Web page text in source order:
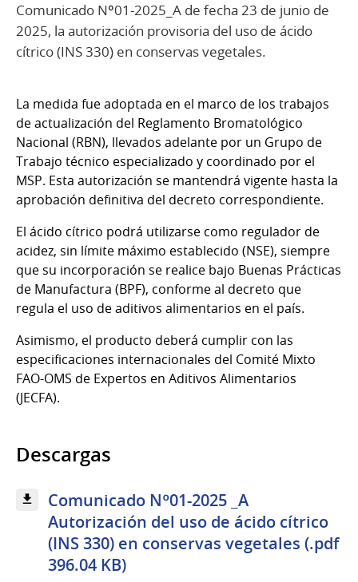
Comunicado Nº01-2025_A de fecha 23 de junio de
2025, la autorización provisoria del uso de ácido
cítrico (INS 330) en conservas vegetales.
La medida fue adoptada en el marco de los trabajos
de actualización del Reglamento Bromatológico
Nacional (RBN), llevados adelante por un Grupo de
Trabajo técnico especializado y coordinado por el
MSP. Esta autorización se mantendrá vigente hasta la
aprobación definitiva del decreto correspondiente.
El ácido cítrico podrá utilizarse como regulador de
acidez, sin límite máximo establecido (NSE), siempre
que su incorporación se realice bajo Buenas Prácticas
de Manufactura (BPF), conforme al decreto que
regula el uso de aditivos alimentarios en el país.
Asimismo, el producto deberá cumplir con las
especificaciones internacionales del Comité Mixto
FAO-OMS de Expertos en Aditivos Alimentarios
(JECFA).
Descargas
Comunicado Nº01-2025 _A
Autorización del uso de ácido cítrico
(INS 330) en conservas vegetales (.pdf
396.04 KB)